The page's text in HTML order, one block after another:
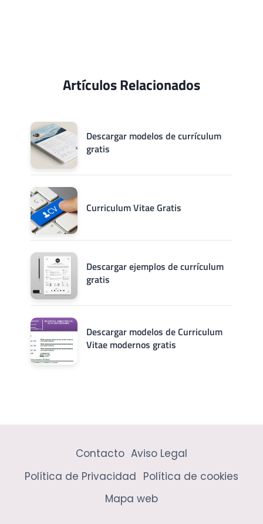
Artículos Relacionados
Descargar modelos de currículum
gratis
Curriculum Vitae Gratis
Descargar ejemplos de currículum
gratis
Descargar modelos de Curriculum
Vitae modernos gratis
Contacto Aviso Legal
Política de Privacidad Política de cookies
Mapa web